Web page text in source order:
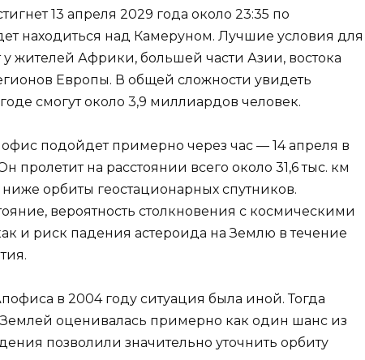
13 апреля 2029 года около 23:35 по
находиться над Камеруном. Лучшие условия для
жителей Африки, большей части Азии, востока
Европы. В общей сложности увидеть
смогут около 3,9 миллиардов человек.
подойдет примерно через час — 14 апреля в
пролетит на расстоянии всего около 31,6 тыс. км
орбиты геостационарных спутников.
вероятность столкновения с космическими
и риск падения астероида на Землю в течение
в 2004 году ситуация была иной. Тогда
Землей оценивалась примерно как один шанс из
позволили значительно уточнить орбиту